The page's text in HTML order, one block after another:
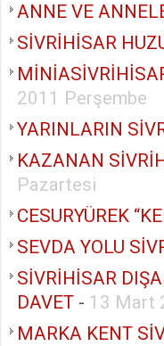
ANNE VE
SİVRİHİSAR
2011 Perşembe
YARINLARIN
KAZANAN
Pazartesi
CESURYÜREK
SEVDA YOLU
SİVRİHİSAR
DAVET - 13 Mart
MARKA KENT